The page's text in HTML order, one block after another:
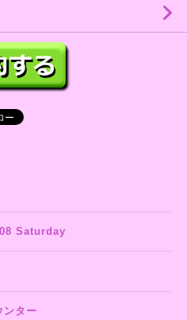
Saturday
ンター